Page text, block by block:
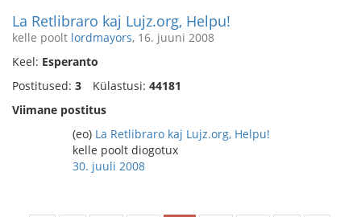
La Retlibraro kaj Lujz.org, Helpu!
kelle poolt lordmayors, 16. juuni 2008
Keel: Esperanto
Postitused: 3 Külastusi: 44181
Viimane postitus
(eo) La Retlibraro kaj Lujz.org, Helpu!
kelle poolt diogotux
30. juuli 2008